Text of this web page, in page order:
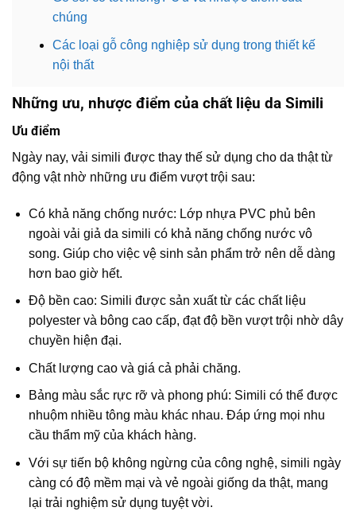
chúng
Các loại gỗ công nghiệp sử dụng trong thiết kế
nội thất
Những ưu, nhược điểm của chất liệu da Simili
Ưu điểm
Ngày nay, vải simili được thay thế sử dụng cho da thật từ
động vật nhờ những ưu điểm vượt trội sau:
Có khả năng chống nước: Lớp nhựa PVC phủ bên
ngoài vải giả da simili có khả năng chống nước vô
song. Giúp cho việc vệ sinh sản phẩm trở nên dễ dàng
hơn bao giờ hết.
Độ bền cao: Simili được sản xuất từ các chất liệu
polyester và bông cao cấp, đạt độ bền vượt trội nhờ dây
chuyền hiện đại.
Chất lượng cao và giá cả phải chăng.
Bảng màu sắc rực rỡ và phong phú: Simili có thể được
nhuộm nhiều tông màu khác nhau. Đáp ứng mọi nhu
cầu thẩm mỹ của khách hàng.
Với sự tiến bộ không ngừng của công nghệ, simili ngày
càng có độ mềm mại và vẻ ngoài giống da thật, mang
lại trải nghiệm sử dụng tuyệt vời.